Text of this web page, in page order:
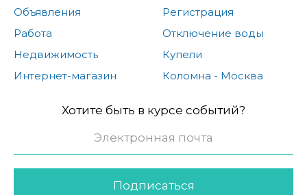
Объявления
Работа
Недвижимость
Интернет-магазин
Регистрация
Отключение воды
Купели
Коломна - Москва
Хотите быть в курсе событий?
Подписаться